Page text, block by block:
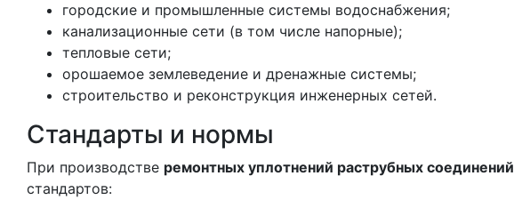
городские и промышленные системы водоснабжения;
канализационные сети (в том числе напорные);
тепловые сети;
орошаемое землеведение и дренажные системы;
строительство и реконструкция инженерных сетей.
Стандарты и нормы
При производстве ремонтных уплотнений раструбных соединений
стандартов: